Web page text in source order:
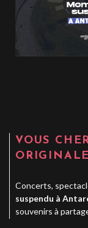
VOUS
Concerts,
suspendu à
souvenirs à